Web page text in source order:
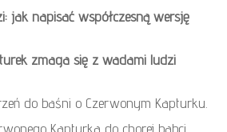
jak napisać współczesną wersję
zmaga się z wadami ludzi
do baśni o Czerwonym Kapturku.
Kapturka do chorej babci.